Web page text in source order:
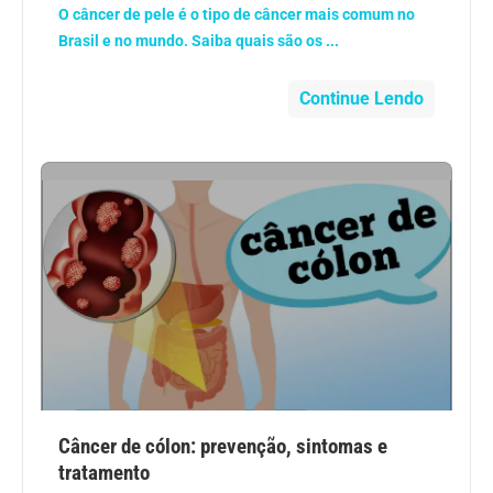
Geral
Medicia Alternativa
Nutrição
Ortopedia
Picada de Cobra
Problemas Cardíacos
O câncer de pele é o tipo de câncer mais comum no
Brasil e no mundo. Saiba quais são os ...
Continue Lendo
Câncer de cólon: prevenção, sintomas e
tratamento